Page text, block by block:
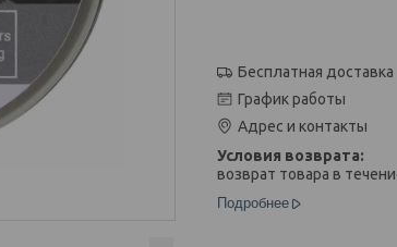
Бесплатная доставка
График работы
Адрес и контакты
возврат товара в
Подробнее